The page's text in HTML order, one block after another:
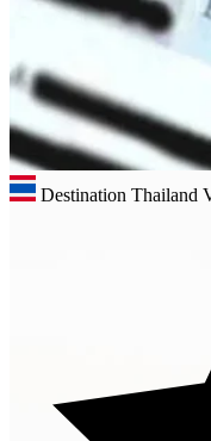
Destination Thailand